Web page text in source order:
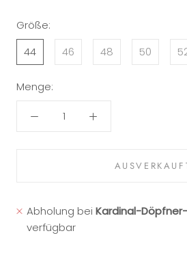
Größe:
44
46 48 50
Menge:
Abholung beiKardinal-
verfügbar